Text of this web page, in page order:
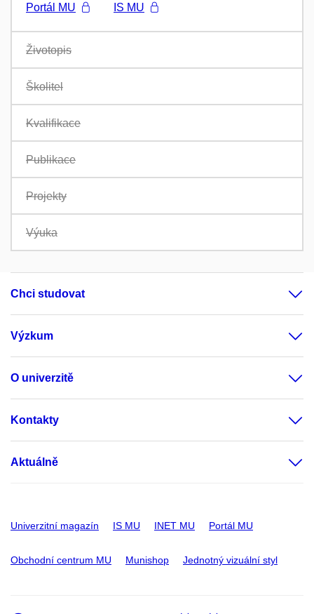
Portál MU
IS MU
Životopis
Školitel
Kvalifikace
Publikace
Projekty
Výuka
Chci studovat
Výzkum
O univerzitě
Kontakty
Aktuálně
Univerzitní magazín IS MU INET MU Portál MU
Obchodní centrum MU Munishop Jednotný vizuální styl